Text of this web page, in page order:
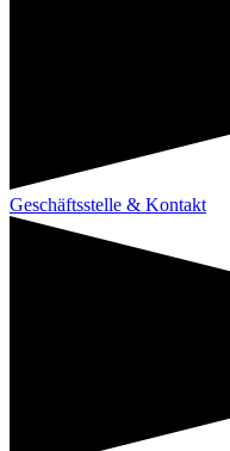
Geschäftsstelle & Kontakt